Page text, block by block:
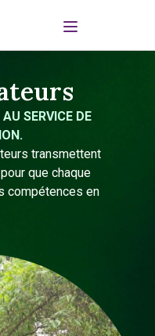
SERVICE DE
transmettent
que chaque
compétences en